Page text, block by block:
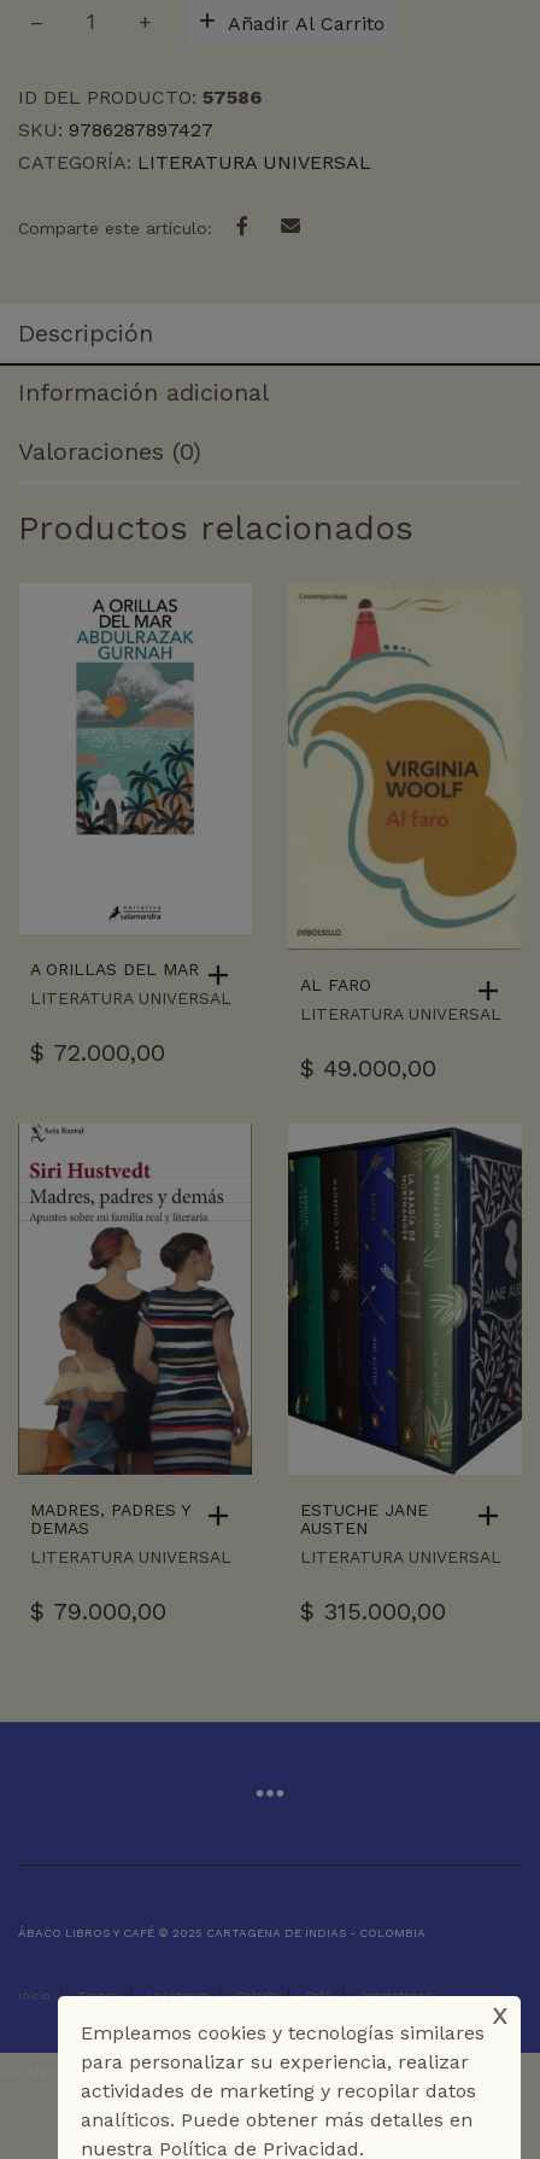
EXTRANJERO
Añadir Al Carrito
ID DEL PRODUCTO: 57586
SKU: 9786287897427
CATEGORÍA: LITERATURA UNIVERSAL
Comparte este artículo:
Descripción
Información adicional
Valoraciones (0)
Productos relacionados
A ORILLAS DEL MAR
LITERATURA UNIVERSAL
$ 72.000,00
AL FARO
LITERATURA UNIVERSAL
$ 49.000,00
MADRES, PADRES Y
DEMAS
LITERATURA UNIVERSAL
$ 79.000,00
ESTUCHE JANE
AUSTEN
LITERATURA UNIVERSAL
$ 315.000,00
ÁBACO LIBROS Y CAFÉ © 2025 CARTAGENA DE INDIAS - COLOMBIA
Inicio Tienda La Librería Galería Café Contáctenos
UA-151973273-1
Empleamos cookies y tecnologías similares
para personalizar su experiencia, realizar
actividades de marketing y recopilar datos
analíticos. Puede obtener más detalles en
nuestra Política de Privacidad.
x